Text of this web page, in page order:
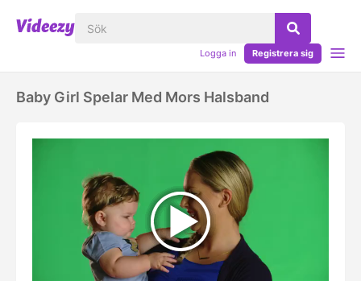
Logga in Registrera sig
Baby Girl Spelar Med Mors Halsband